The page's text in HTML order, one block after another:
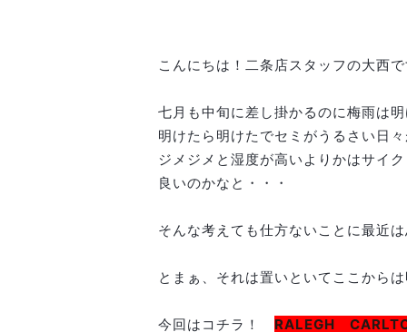
こんにちは！二条店スタッフの大西
七月も中旬に差し掛かるのに梅雨は
明けたら明けたでセミがうるさい日
ジメジメと湿度が高いよりかはサイ
良いのかなと・・・
そんな考えても仕方ないことに最近
とまぁ、それは置いといてここから
今回はコチラ！ RALEGH